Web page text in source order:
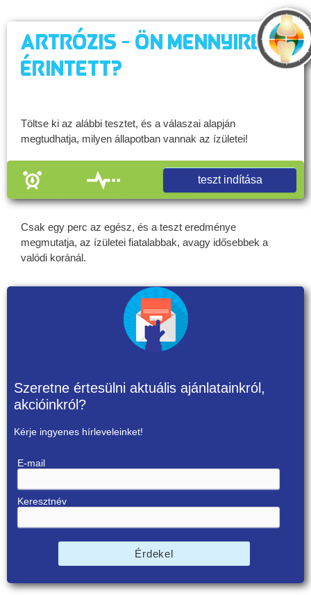
Artrózis - Ön mennyire
érintett?
Töltse ki az alábbi tesztet, és a válaszai alapján
megtudhatja, milyen állapotban vannak az ízületei!
teszt indítása
Csak egy perc az egész, és a teszt eredménye
megmutatja, az ízületei fiatalabbak, avagy idősebbek a
valódi koránál.
Szeretne értesülni aktuális ajánlatainkról,
akcióinkról?
Kérje ingyenes hírleveleinket!
E-mail
Keresztnév
Érdekel